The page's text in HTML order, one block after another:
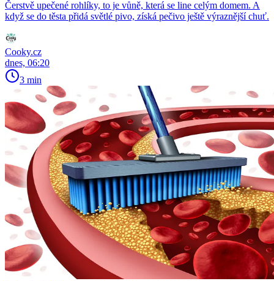
Čerstvě upečené rohlíky, to je vůně, která se line celým domem. A
když se do těsta přidá světlé pivo, získá pečivo ještě výraznější chuť.
Cooky.cz
dnes, 06:20
3 min